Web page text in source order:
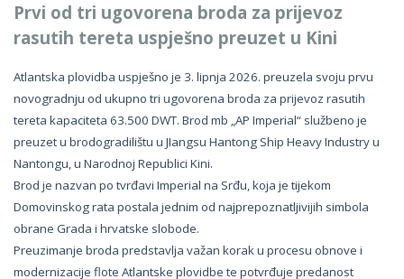
Prvi od tri ugovorena broda za prijevoz
rasutih tereta uspješno preuzet u Kini
Atlantska plovidba uspješno je 3. lipnja 2026. preuzela svoju prvu
novogradnju od ukupno tri ugovorena broda za prijevoz rasutih
tereta kapaciteta 63.500 DWT. Brod mb „AP Imperial“ službeno je
preuzet u brodogradilištu u JIangsu Hantong Ship Heavy Industry u
Nantongu, u Narodnoj Republici Kini.
Brod je nazvan po tvrđavi Imperial na Srđu, koja je tijekom
Domovinskog rata postala jednim od najprepoznatljivijih simbola
obrane Grada i hrvatske slobode.
Preuzimanje broda predstavlja važan korak u procesu obnove i
modernizacije flote Atlantske plovidbe te potvrđuje predanost